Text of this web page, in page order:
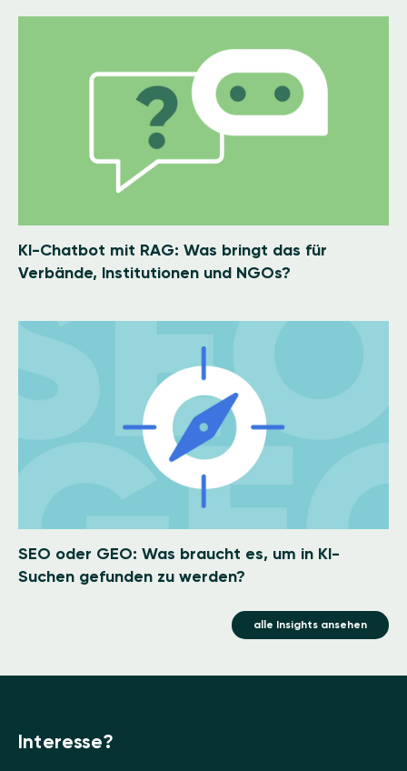
KI-Chatbot mit RAG: Was bringt das für
Verbände, Institutionen und NGOs?
SEO oder GEO: Was braucht es, um in KI-
Suchen gefunden zu werden?
alle Insights ansehen
Interesse?